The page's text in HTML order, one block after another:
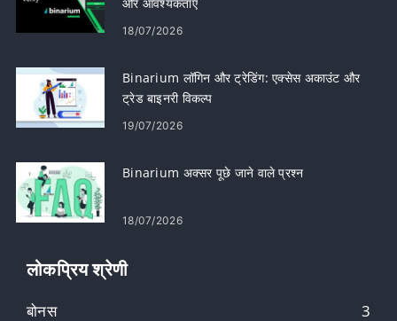
18/07/2026
Binarium लॉगिन और ट्रेडिंग: एक्सेस अकाउंट और
ट्रेड बाइनरी विकल्प
19/07/2026
Binarium अक्सर पूछे जाने वाले प्रश्न
18/07/2026
लोकप्रिय श्रेणी
बोनस
3